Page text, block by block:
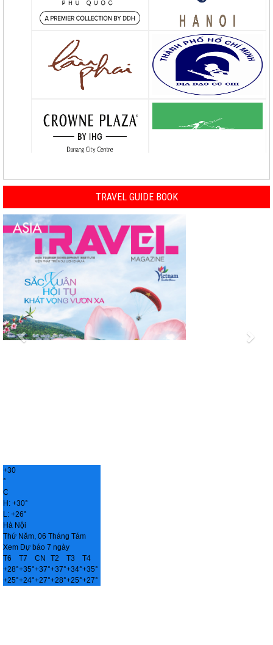
TRAVEL GUIDE BOOK
Previous
+30
°
C
H: +30°
L: +26°
Hà Nội
Thứ Năm, 06 Tháng Tám
Xem Dự báo 7 ngày
T6
T7 CN T2 T3
T4
+28°+35°+37°+37°+34°+35°
+25°+24°+27°+28°+25°+27°